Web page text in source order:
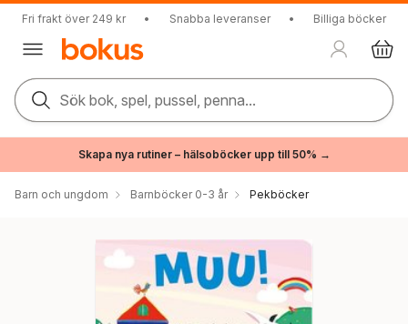
Fri frakt över 249 kr • Snabba leveranser • Billiga böcker
Sök bok, spel, pussel, penna...
Skapa nya rutiner – hälsoböcker upp till 50% →
Barn och ungdom Barnböcker 0-3 år Pekböcker